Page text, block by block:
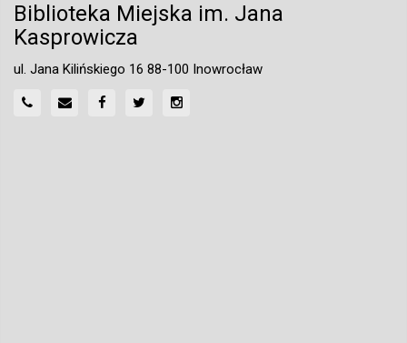
Biblioteka Miejska im. Jana
Kasprowicza
ul. Jana Kilińskiego 16 88-100 Inowrocław